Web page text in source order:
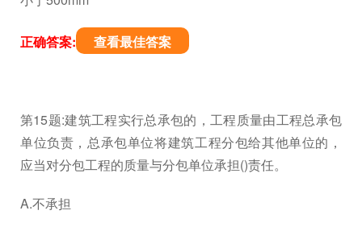
正确答案: 查看最佳答案
第15题:建筑工程实行总承包的，工程质量由工程总承包
单位负责，总承包单位将建筑工程分包给其他单位的，
应当对分包工程的质量与分包单位承担()责任。
A.不承担